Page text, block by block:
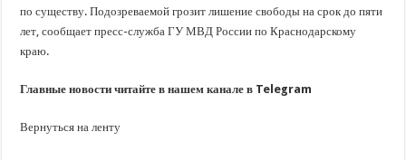
по существу. Подозреваемой грозит лишение свободы на срок до пяти
лет, сообщает пресс-служба ГУ МВД России по Краснодарскому
краю.
Главные новости читайте в нашем канале в Telegram
Вернуться на ленту